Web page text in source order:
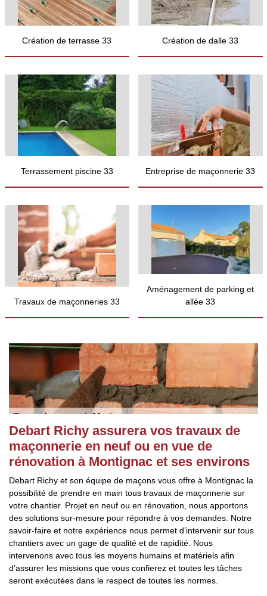
Création de terrasse 33 Création de dalle 33
Terrassement piscine 33 Entreprise de maçonnerie 33
Travaux de maçonneries 33
Aménagement de parking et
allée 33
Debart Richy assurera vos travaux de
maçonnerie en neuf ou en vue de
rénovation à Montignac et ses environs
Debart Richy et son équipe de maçons vous offre à Montignac la
possibilité de prendre en main tous travaux de maçonnerie sur
votre chantier. Projet en neuf ou en rénovation, nous apportons
des solutions sur-mesure pour répondre à vos demandes. Notre
savoir-faire et notre expérience nous permet d’intervenir sur tous
chantiers avec un gage de qualité et de rapidité. Nous
intervenons avec tous les moyens humains et matériels afin
d’assurer les missions que vous confierez et toutes les tâches
seront exécutées dans le respect de toutes les normes.